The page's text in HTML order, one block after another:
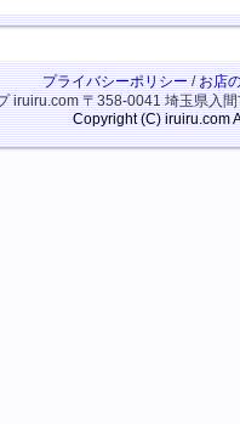
プライバシーポリシー/お店
iruiru.com〒358-0041 埼玉県入
Copyright (C) iruiru.com